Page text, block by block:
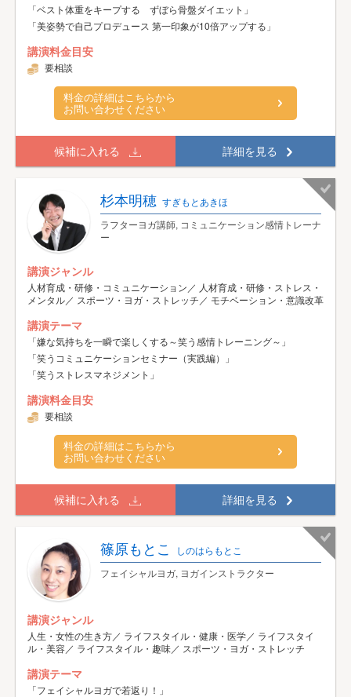
「ベスト体重をキープする ずぼら骨盤ダイエット」
「美姿勢で自己プロデュース 第一印象が10倍アップする」
講演料金目安
要相談
料金の詳細はこちらから
お問い合わせください
候補に入れる 詳細を見る
杉本明穂 すぎもとあきほ
ラフターヨガ講師, コミュニケーション感情トレーナ
ー
講演ジャンル
人材育成・研修・コミュニケーション／ 人材育成・研修・ストレス・
メンタル／ スポーツ・ヨガ・ストレッチ／ モチベーション・意識改革
講演テーマ
「嫌な気持ちを一瞬で楽しくする～笑う感情トレーニング～」
「笑うコミュニケーションセミナー（実践編）」
「笑うストレスマネジメント」
講演料金目安
要相談
料金の詳細はこちらから
お問い合わせください
候補に入れる 詳細を見る
篠原もとこ
しのはらもとこ
フェイシャルヨガ, ヨガインストラクター
講演ジャンル
人生・女性の生き方／ ライフスタイル・健康・医学／ ライフスタイ
ル・美容／ ライフスタイル・趣味／ スポーツ・ヨガ・ストレッチ
講演テーマ
「フェイシャルヨガで若返り！」